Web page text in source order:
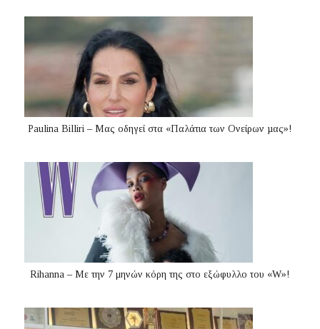
Paulina Billiri – Μας οδηγεί στα «Παλάτια των Ονείρων µας»!
Rihanna – Με την 7 μηνών κόρη της στο εξώφυλλο του «W»!